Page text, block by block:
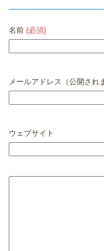
名前 (必須)
メールアドレス（公開され
ウェブサイト